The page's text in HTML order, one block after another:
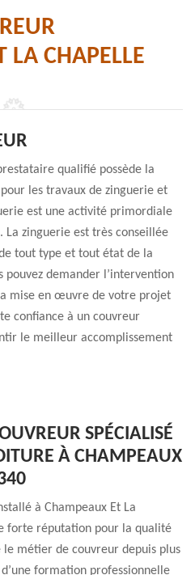
LA CHAPELLE
qualifié possède la
les travaux de zinguerie et
est une activité primordiale
zinguerie est très conseillée
tout type et tout état de la
pouvez demander l’intervention
mise en œuvre de votre projet
confiance à un couvreur
le meilleur accomplissement
SPÉCIALISÉ
À CHAMPEAUX
à Champeaux Et La
forte réputation pour la qualité
métier de couvreur depuis plus
formation professionnelle